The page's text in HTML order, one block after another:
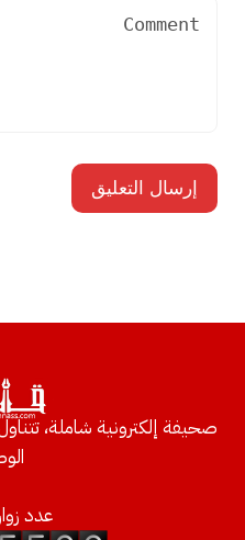
صحيفة إلكترونية شاملة، تتناول
عدد